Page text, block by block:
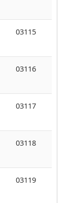
03115
03116
03117
03118
03119